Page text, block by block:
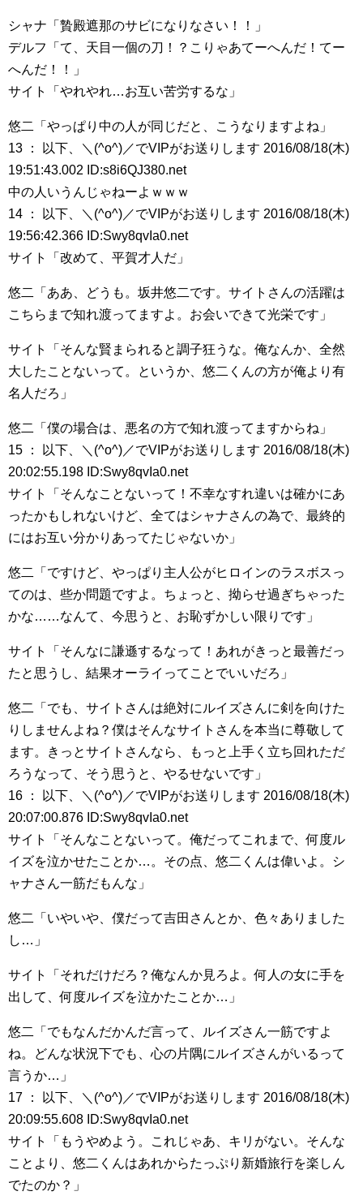
シャナ「贄殿遮那のサビになりなさい！！」
デルフ「て、天目一個の刀！？こりゃあてーへんだ！てー
へんだ！！」
サイト「やれやれ…お互い苦労するな」
悠二「やっぱり中の人が同じだと、こうなりますよね」
13 ： 以下、＼(^o^)／でVIPがお送りします 2016/08/18(木)
19:51:43.002 ID:s8i6QJ380.net
中の人いうんじゃねーよｗｗｗ
14 ： 以下、＼(^o^)／でVIPがお送りします 2016/08/18(木)
19:56:42.366 ID:Swy8qvIa0.net
サイト「改めて、平賀才人だ」
悠二「ああ、どうも。坂井悠二です。サイトさんの活躍は
こちらまで知れ渡ってますよ。お会いできて光栄です」
サイト「そんな賢まられると調子狂うな。俺なんか、全然
大したことないって。というか、悠二くんの方が俺より有
名人だろ」
悠二「僕の場合は、悪名の方で知れ渡ってますからね」
15 ： 以下、＼(^o^)／でVIPがお送りします 2016/08/18(木)
20:02:55.198 ID:Swy8qvIa0.net
サイト「そんなことないって！不幸なすれ違いは確かにあ
ったかもしれないけど、全てはシャナさんの為で、最終的
にはお互い分かりあってたじゃないか」
悠二「ですけど、やっぱり主人公がヒロインのラスボスっ
てのは、些か問題ですよ。ちょっと、拗らせ過ぎちゃった
かな……なんて、今思うと、お恥ずかしい限りです」
サイト「そんなに謙遜するなって！あれがきっと最善だっ
たと思うし、結果オーライってことでいいだろ」
悠二「でも、サイトさんは絶対にルイズさんに剣を向けた
りしませんよね？僕はそんなサイトさんを本当に尊敬して
ます。きっとサイトさんなら、もっと上手く立ち回れただ
ろうなって、そう思うと、やるせないです」
16 ： 以下、＼(^o^)／でVIPがお送りします 2016/08/18(木)
20:07:00.876 ID:Swy8qvIa0.net
サイト「そんなことないって。俺だってこれまで、何度ル
イズを泣かせたことか…。その点、悠二くんは偉いよ。シ
ャナさん一筋だもんな」
悠二「いやいや、僕だって吉田さんとか、色々ありました
し…」
サイト「それだけだろ？俺なんか見ろよ。何人の女に手を
出して、何度ルイズを泣かたことか…」
悠二「でもなんだかんだ言って、ルイズさん一筋ですよ
ね。どんな状況下でも、心の片隅にルイズさんがいるって
言うか…」
17 ： 以下、＼(^o^)／でVIPがお送りします 2016/08/18(木)
20:09:55.608 ID:Swy8qvIa0.net
サイト「もうやめよう。これじゃあ、キリがない。そんな
ことより、悠二くんはあれからたっぷり新婚旅行を楽しん
でたのか？」